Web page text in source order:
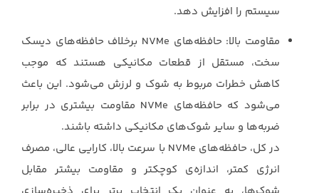
سیستم را افزایش دهد.‏
مقاومت بالا:‏ حافظه‌های ‏NVMe‏ برخلاف حافظه‌های دیسک
سخت، مستقل از قطعات مکانیکی هستند که موجب
‏کاهش خطرات مربوط به شوک و لرزش می‌شود. این باعث
می‌شود که حافظه‌های ‏NVMe‏ مقاومت ‏بیشتری در برابر
ضربه‌ها و سایر شوک‌های مکانیکی داشته باشند.‏
در کل، حافظه‌های ‏NVMe‏ با سرعت بالا، کارایی عالی، مصرف
انرژی کمتر، اندازه‌ی کوچکتر و مقاومت ‏بیشتر مقابل